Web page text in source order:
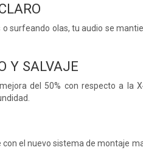
surfeando olas, tu audio se
Y SALVAJE
del 50% con respecto a la
el nuevo sistema de montaje